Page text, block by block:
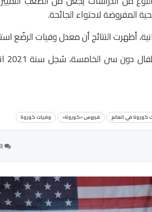
المفروضة لاحتواء الجائحة.
أظهرت النتائج أن معدل وفيات الرضّع
كورونا في العالم فيروس «كورونا» وفيات كورونا